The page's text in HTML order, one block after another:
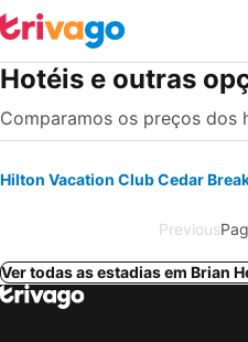
Hotéis e outras
Comparamos os preços dos
Hilton Vacation Club Cedar
Previous
Ver todas as estadias em Brian